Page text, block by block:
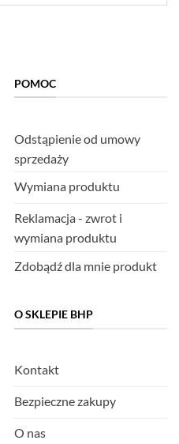
POMOC
Odstąpienie od umowy
sprzedaży
Wymiana produktu
Reklamacja - zwrot i
wymiana produktu
Zdobądź dla mnie produkt
O SKLEPIE BHP
Kontakt
Bezpieczne zakupy
O nas